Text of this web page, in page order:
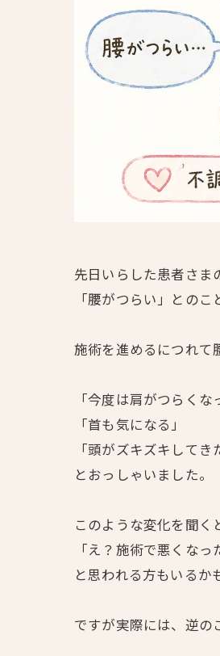
先日いらした患者さま
「腰がつらい」とのこ
施術を進めるにつれて
「今度は肩がつらくな
「首も気になる」
「頭がズキズキしてき
とおっしゃいました。
このような変化を聞く
「え？施術で悪くなっ
と思われる方もいるか
ですが実際には、逆の